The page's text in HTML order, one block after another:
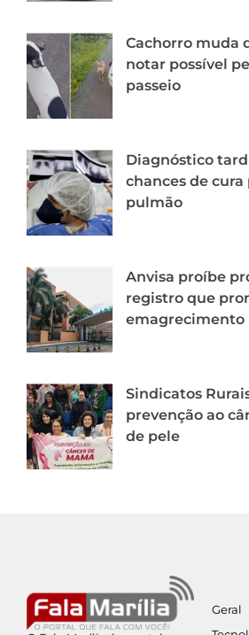
Cachorro muda
notar possível
passeio
Diagnóstico
chances de cura
pulmão
Anvisa proíbe
registro que
emagrecimento
Sindicatos
prevenção ao
de pele
Geral